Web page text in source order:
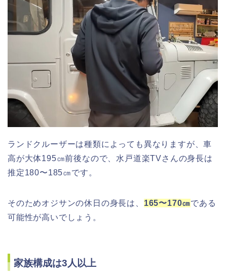
ランドクルーザーは種類によっても異なりますが、車
高が大体195㎝前後なので、水戸道楽TVさんの身長は
推定180〜185㎝です。
そのためオジサンの休日の身長は、 165〜170㎝である
可能性が高いでしょう。
家族構成は3人以上